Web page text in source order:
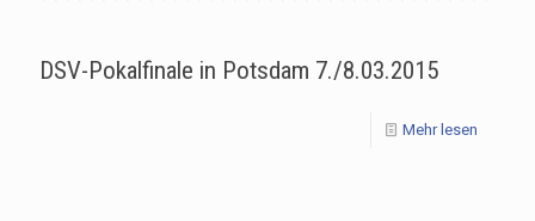
DSV-Pokalfinale in Potsdam 7./8.03.2015
Mehr lesen